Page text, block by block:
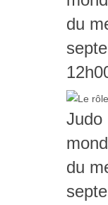
du
Judo
du